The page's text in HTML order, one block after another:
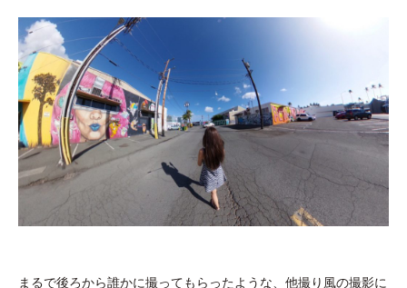
まるで後ろから誰かに撮ってもらったような、他撮り風の撮影に